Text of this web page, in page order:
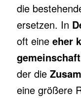
die
ersetzen. In
oft eine eher
der die
eine größere